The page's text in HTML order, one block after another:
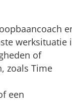
werksituatie
of
zoals Time
een